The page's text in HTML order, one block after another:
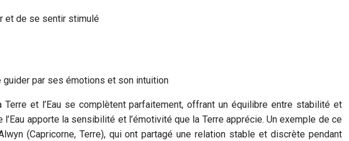
et de se sentir stimulé
guider par ses émotions et son intuition
et l’Eau se complètent parfaitement, offrant un équilibre entre stabilité et
apporte la sensibilité et l’émotivité que la Terre apprécie. Un exemple de ce
(Capricorne, Terre), qui ont partagé une relation stable et discrète pendant